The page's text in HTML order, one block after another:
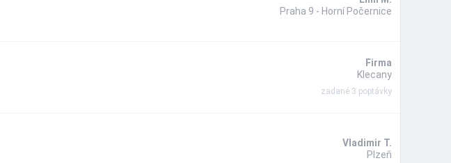
Praha 9 - Horní Počernice
Firma
Klecany
zadané 3 poptávky
Vladimir T.
Plzeň